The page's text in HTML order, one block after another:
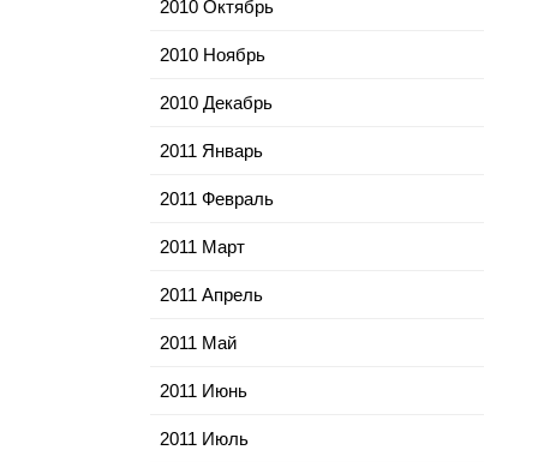
2010 Октябрь
2010 Ноябрь
2010 Декабрь
2011 Январь
2011 Февраль
2011 Март
2011 Апрель
2011 Май
2011 Июнь
2011 Июль